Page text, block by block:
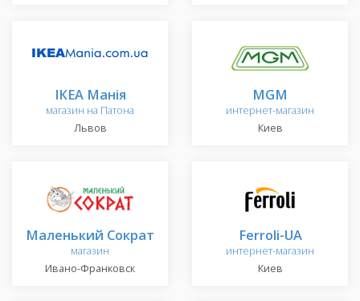
ІКЕА Манія
магазин на Патона
Львов
MGM
интернет-магазин
Киев
Маленький Сократ
магазин
Ивано-Франковск
Ferroli-UA
интернет-магазин
Киев